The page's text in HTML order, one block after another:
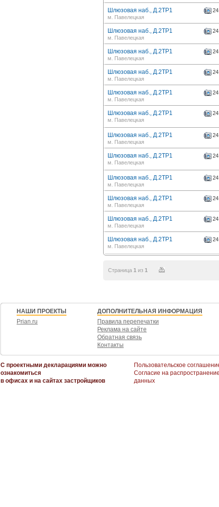
Шлюзовая наб., Д.2ТР1
24
м. Павелецкая
Шлюзовая наб., Д.2ТР1
24
м. Павелецкая
Шлюзовая наб., Д.2ТР1
24
м. Павелецкая
Шлюзовая наб., Д.2ТР1
24
м. Павелецкая
Шлюзовая наб., Д.2ТР1
24
м. Павелецкая
Шлюзовая наб., Д.2ТР1
24
м. Павелецкая
Шлюзовая наб., Д.2ТР1
24
м. Павелецкая
Шлюзовая наб., Д.2ТР1
24
м. Павелецкая
Шлюзовая наб., Д.2ТР1
24
м. Павелецкая
Шлюзовая наб., Д.2ТР1
24
м. Павелецкая
Шлюзовая наб., Д.2ТР1
24
м. Павелецкая
Шлюзовая наб., Д.2ТР1
24
м. Павелецкая
Страница 1 из 1
НАШИ ПРОЕКТЫ
Prian.ru
ДОПОЛНИТЕЛЬНАЯ ИНФОРМАЦИЯ
Правила перепечатки
Реклама на сайте
Обратная связь
Контакты
С проектными декларациями можно
ознакомиться
в офисах и на сайтах застройщиков
Пользовательское
Согласие на
данных